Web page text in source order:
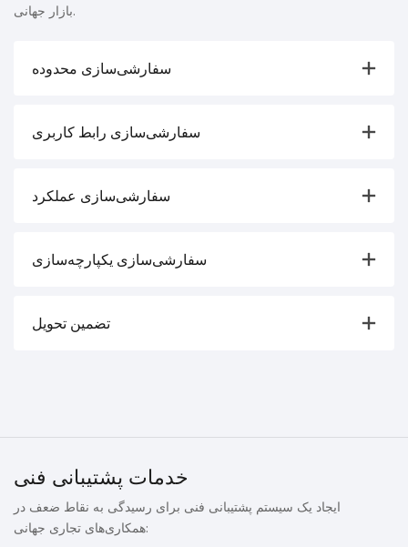
بازار جهانی.
سفارشی‌سازی محدوده
سفارشی‌سازی رابط کاربری
سفارشی‌سازی عملکرد
سفارشی‌سازی یکپارچه‌سازی
تضمین تحویل
خدمات پشتیبانی فنی
ایجاد یک سیستم پشتیبانی فنی برای رسیدگی به نقاط ضعف در
همکاری‌های تجاری جهانی: